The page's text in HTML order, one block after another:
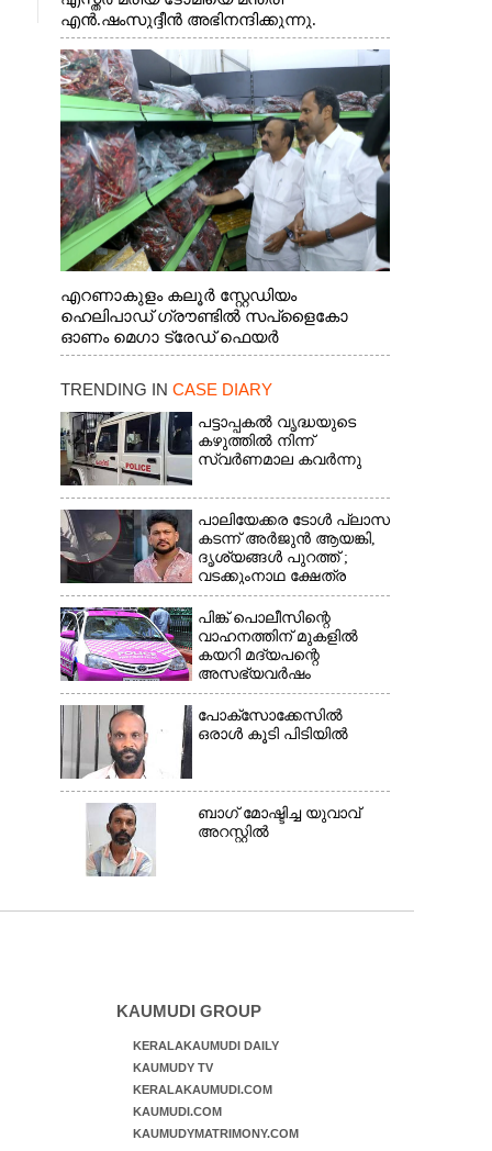
എൻ.ഷംസുദ്ദീൻ അഭിനന്ദിക്കുന്നു.
എറണാകുളം കലൂർ സ്റ്റേഡിയം
ഹെലിപാഡ് ഗ്രൗണ്ടിൽ സപ്ളൈകോ
ഓണം മെഗാ ട്രേഡ് ഫെയർ
സംസ്ഥാനതല ഉദ്ഘാടനം നിർവഹിച്ച്
സതീശൻ. മന്ത്രി അനൂപ് ജേക്കബ് സമീപം
TRENDING IN CASE DIARY
പട്ടാപ്പകൽ വൃദ്ധയുടെ
കഴുത്തിൽ നിന്ന്
സ്വർണമാല കവർന്നു
പാലിയേക്കര ടോൾ പ്ലാസ
കടന്ന് അർജുൻ ആയങ്കി,​
ദൃശ്യങ്ങൾ പുറത്ത് ;
വടക്കുംനാഥ ക്ഷേത്ര
മൈതാനത്തുണ്ടെന്ന്
ഫേസ്ബുക്ക് പോസ്റ്റ്
പിങ്ക് പൊലീസിന്റെ
വാഹനത്തിന് മുകളിൽ
കയറി മദ്യപന്റെ
അസഭ്യവ‌ർഷം
പോക്സോക്കേസിൽ
ഒരാൾ കൂടി പിടിയിൽ
ബാഗ് മോഷ്ടിച്ച യുവാവ്
അറസ്റ്റിൽ
KAUMUDI GROUP
KERALAKAUMUDI DAILY
KAUMUDY TV
KERALAKAUMUDI.COM
KAUMUDI.COM
KAUMUDYMATRIMONY.COM